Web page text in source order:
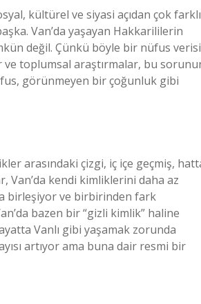
kültürel ve siyasi açıdan çok farklı
Van’da yaşayan Hakkarililerin
değil. Çünkü böyle bir nüfus verisi
ve toplumsal araştırmalar, bu
görünmeyen bir çoğunluk gibi
arasındaki çizgi, iç içe geçmiş,
Van’da kendi kimliklerini daha az
birleşiyor ve birbirinden fark
bazen bir “gizli kimlik” haline
Vanlı gibi yaşamak zorunda
artıyor ama buna dair resmi bir